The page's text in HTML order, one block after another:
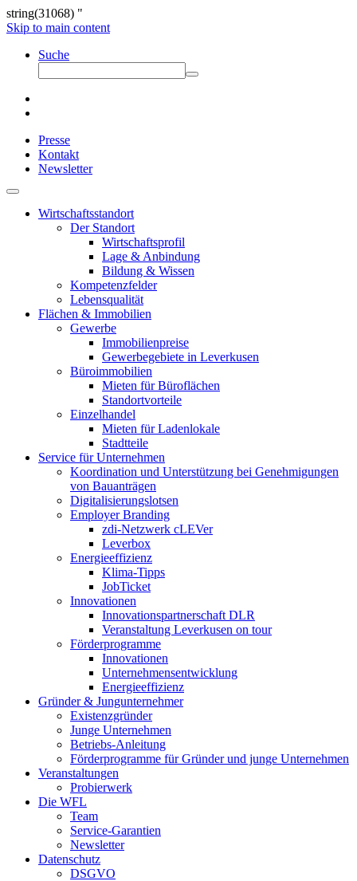
string(31068) "
Skip to main content
Suche
Presse
Kontakt
Newsletter
Wirtschaftsstandort
Der Standort
Wirtschaftsprofil
Lage & Anbindung
Bildung & Wissen
Kompetenzfelder
Lebensqualität
Flächen & Immobilien
Gewerbe
Immobilienpreise
Gewerbegebiete in Leverkusen
Büroimmobilien
Mieten für Büroflächen
Standortvorteile
Einzelhandel
Mieten für Ladenlokale
Stadtteile
Service für Unternehmen
Koordination und Unterstützung bei Genehmigungen
von Bauanträgen
Digitalisierungslotsen
Employer Branding
zdi-Netzwerk cLEVer
Leverbox
Energieeffizienz
Klima-Tipps
JobTicket
Innovationen
Innovationspartnerschaft DLR
Veranstaltung Leverkusen on tour
Förderprogramme
Innovationen
Unternehmensentwicklung
Energieeffizienz
Gründer & Jungunternehmer
Existenzgründer
Junge Unternehmen
Betriebs-Anleitung
Förderprogramme für Gründer und junge Unternehmen
Veranstaltungen
Probierwerk
Die WFL
Team
Service-Garantien
Newsletter
Datenschutz
DSGVO